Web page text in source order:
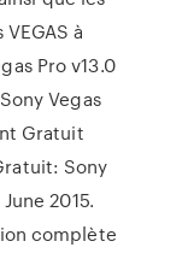
à
Pro v13.0
Vegas
Gratuit
Sony
2015.
complète